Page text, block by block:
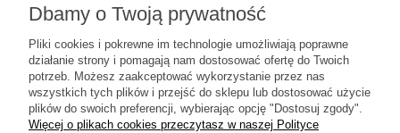
Dbamy o Twoją prywatność
Pliki cookies i pokrewne im technologie umożliwiają poprawne
działanie strony i pomagają nam dostosować ofertę do Twoich
potrzeb. Możesz zaakceptować wykorzystanie przez nas
wszystkich tych plików i przejść do sklepu lub dostosować użycie
plików do swoich preferencji, wybierając opcję "Dostosuj zgody".
Więcej o plikach cookies przeczytasz w naszej Polityce